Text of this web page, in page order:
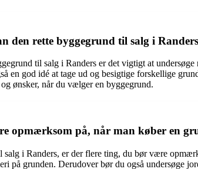
den rette byggegrund til salg i
til salg i Randers er det vigtigt at
en god idé at tage ud og besigtige forskellige
ønsker, når du vælger en byggegrund.
opmærksom på, når man køber en
i Randers, er der flere ting, du bør være
på grunden. Derudover bør du også undersøge